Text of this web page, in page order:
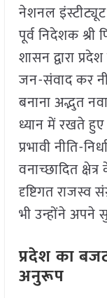
नेशनल
पूर्व निदेशक श्री
शासन द्वारा
जन-संवाद कर
बनाना अद्भुत
ध्यान में रखते
प्रभावी नीति-
वनाच्छादित
दृष्टिगत राजस्व
भी उन्होंने अपने
प्रदेश का
अनुरूप